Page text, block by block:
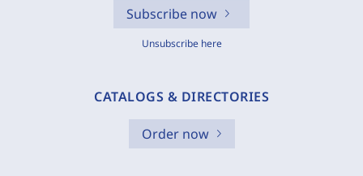
Subscribe now
Unsubscribe here
CATALOGS & DIRECTORIES
Order now